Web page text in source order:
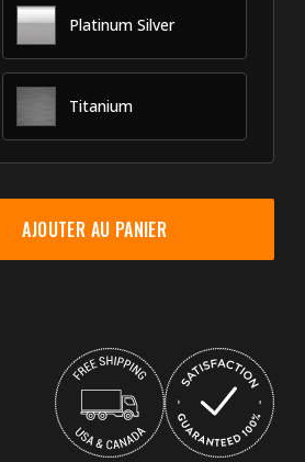
Platinum Silver
Titanium
AJOUTER AU PANIER